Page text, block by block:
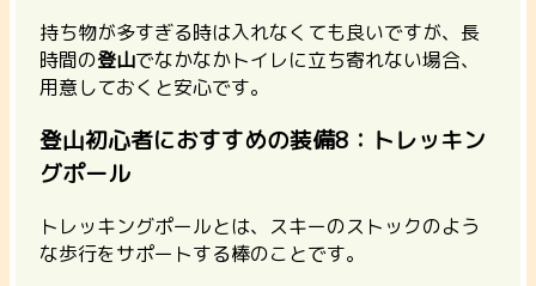
持ち物が多すぎる時は入れなくても良いですが、長
時間の登山でなかなかトイレに立ち寄れない場合、
用意しておくと安心です。
登山初心者におすすめの装備8：トレッキン
グポール
トレッキングポールとは、スキーのストックのよう
な歩行をサポートする棒のことです。